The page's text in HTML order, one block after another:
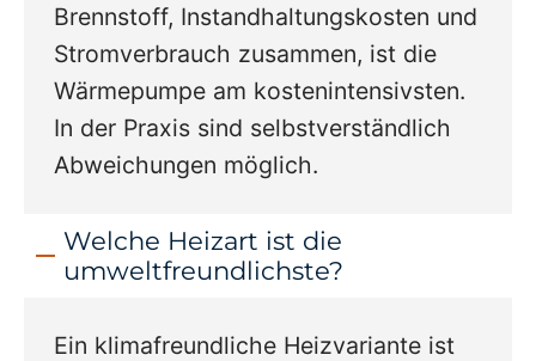
Brennstoff, Instandhaltungskosten und
Stromverbrauch zusammen, ist die
Wärmepumpe am kostenintensivsten.
In der Praxis sind selbstverständlich
Abweichungen möglich.
Welche Heizart ist die
umweltfreundlichste?
Ein klimafreundliche Heizvariante ist